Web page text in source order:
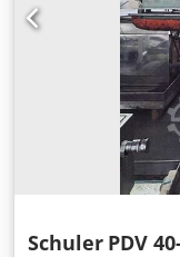
Schuler PDV